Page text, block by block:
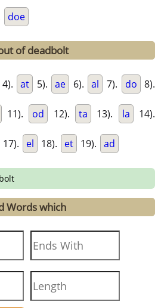
doe
of deadbolt
4). at 5). ae 6). al 7). do 8).
11). od 12). ta 13). la 14).
17). el 18). et 19). ad
Words which